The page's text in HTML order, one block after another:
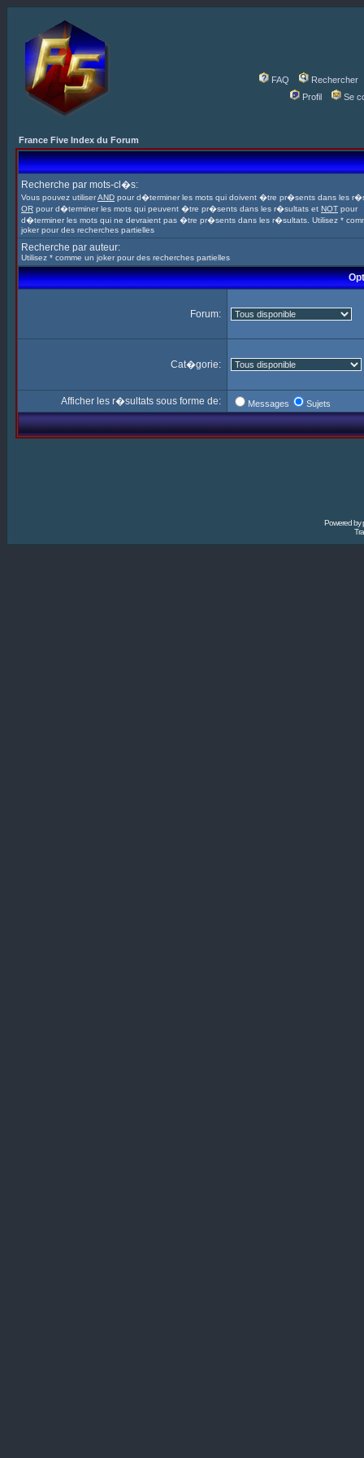
FAQ
Rechercher
Profil
Se
France Five Index du Forum
Recherche par mots-cl�s:
Vous pouvez utiliserAND pour d�terminer les mots qui doivent �tre pr�sents dans les
OR pour d�terminer les mots qui peuvent �tre pr�sents dans les r�sultats et NOT pour
d�terminer les mots qui ne devraient pas �tre pr�sents dans les r�sultats. Utilisez *
joker pour des recherches partielles
Recherche par auteur:
Utilisez * comme un joker pour des recherches partielles
Forum:
Cat�gorie:
Afficher les r�sultats sous forme de: Messages Sujets
Powered by